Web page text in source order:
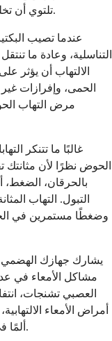
تلتوي أن تخلق ألمًا مفاجئًا وحادًا يتطلب عناية طبية فورية.
التناسلية، وعادة ما
الالتهاب أن يؤثر
الحمى، وإفرازات
مرض التهاب
غالبًا ما تتنكر
الحوض نظرًا لأن
بالحرقان، الضغط،
التبول. التهاب
وضغطًا مستمرين في
يشارك جهازك الهضمي
مشاكل الأمعاء في
العصبي تشنجات،
أمراض الأمعاء
ألمًا في هذه المنطقة لا علاقة له بأعضائك التناسلية.